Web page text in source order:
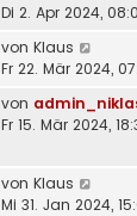
Di 2. Apr 2024,
von Klaus
Fr 22. Mär 2024,
von
Fr 15. Mär 2024,
von Klaus
Mi 31. Jan 2024,